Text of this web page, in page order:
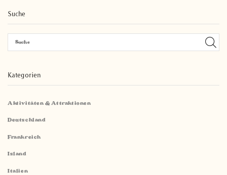
Suche
Kategorien
Aktivitäten & Attraktionen
Deutschland
Frankreich
Island
Italien